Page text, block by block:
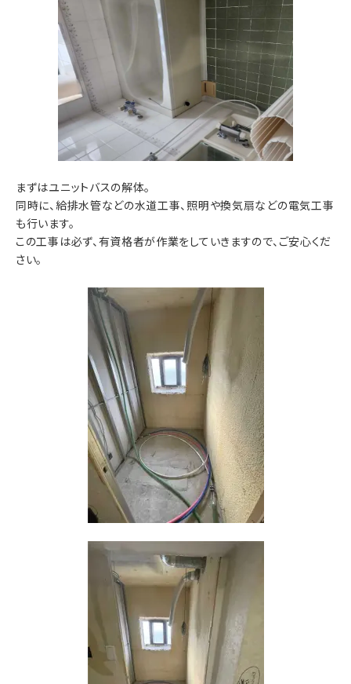
まずはユニットバスの解体。
同時に、給排水管などの水道工事、照明や換気扇などの電気工事
も行います。
この工事は必ず、有資格者が作業をしていきますので、ご安心くだ
さい。